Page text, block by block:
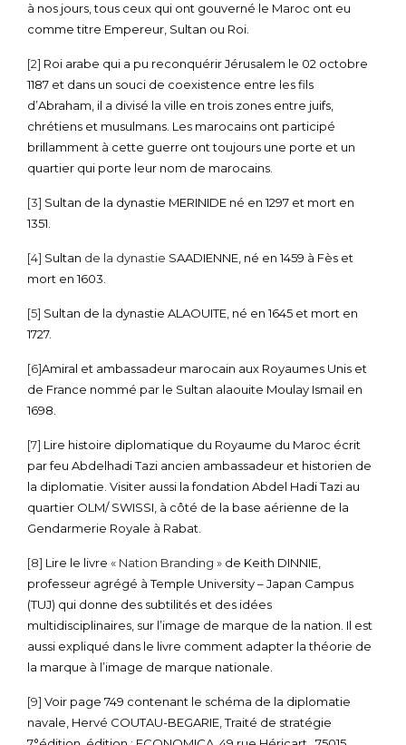
à nos jours, tous ceux qui ont gouverné le Maroc ont eu
comme titre Empereur, Sultan ou Roi.
[2] Roi arabe qui a pu reconquérir Jérusalem le 02 octobre
1187 et dans un souci de coexistence entre les fils
d’Abraham, il a divisé la ville en trois zones entre juifs,
chrétiens et musulmans. Les marocains ont participé
brillamment à cette guerre ont toujours une porte et un
quartier qui porte leur nom de marocains.
[3] Sultan de la dynastie MERINIDE né en 1297 et mort en
1351.
[4] Sultan de la dynastie SAADIENNE, né en 1459 à Fès et
mort en 1603.
[5] Sultan de la dynastie ALAOUITE, né en 1645 et mort en
1727.
[6]Amiral et ambassadeur marocain aux Royaumes Unis et
de France nommé par le Sultan alaouite Moulay Ismail en
1698.
[7] Lire histoire diplomatique du Royaume du Maroc écrit
par feu Abdelhadi Tazi ancien ambassadeur et historien de
la diplomatie. Visiter aussi la fondation Abdel Hadi Tazi au
quartier OLM/ SWISSI, à côté de la base aérienne de la
Gendarmerie Royale à Rabat.
[8] Lire le livre « Nation Branding » de Keith DINNIE,
professeur agrégé à Temple University – Japan Campus
(TUJ) qui donne des subtilités et des idées
multidisciplinaires, sur l’image de marque de la nation. Il est
aussi expliqué dans le livre comment adapter la théorie de
la marque à l’image de marque nationale.
[9] Voir page 749 contenant le schéma de la diplomatie
navale, Hervé COUTAU-BEGARIE, Traité de stratégie